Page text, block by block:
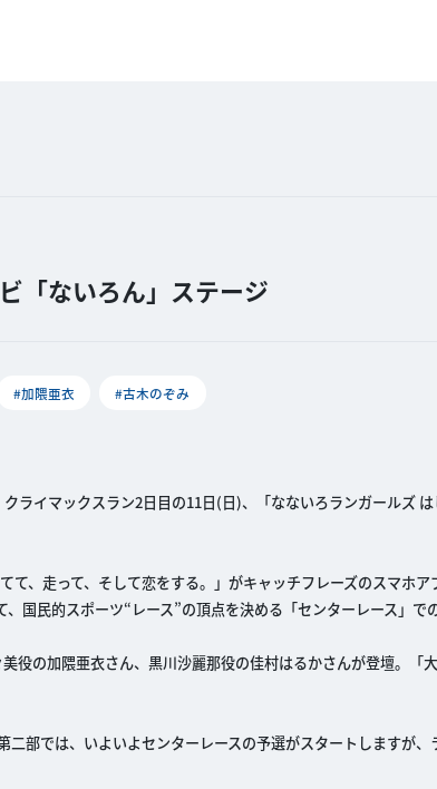
「ないろん」ステージ
#加隈亜衣 #古木のぞみ
ライマックスラン2日目の11日(日)、「なないろランガールズ
て、走って、そして恋をする。」がキャッチフレーズのスマホ
国民的スポーツ“レース”の頂点を決める「センターレース」で
役の加隈亜衣さん、黒川沙麗那役の佳村はるかさんが登壇。「
部では、いよいよセンターレースの予選がスタートしますが